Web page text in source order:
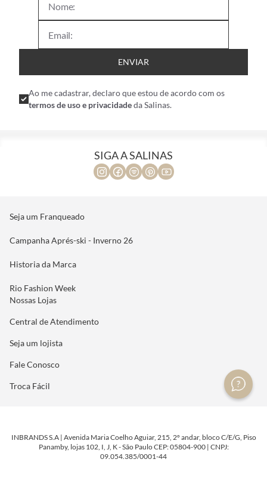
ENVIAR
Ao me cadastrar, declaro que estou de acordo com os
termos de uso e privacidadeda Salinas.
SIGA A SALINAS
Seja um Franqueado
Campanha Aprés-ski - Inverno 26
Historia da Marca
Rio Fashion Week
Nossas Lojas
Central de Atendimento
Seja um lojista
Fale Conosco
Troca Fácil
INBRANDS S.A | Avenida Maria Coelho Aguiar, 215, 2º andar, bloco C/E/G, Piso
Panamby, lojas 102, I, J, K - São Paulo CEP: 05804-900 | CNPJ:
09.054.385/0001-44